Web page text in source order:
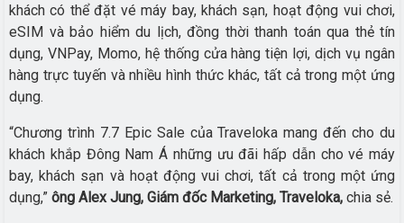
khách có thể đặt vé máy bay, khách sạn, hoạt động vui chơi,
eSIM và bảo hiểm du lịch, đồng thời thanh toán qua thẻ tín
dụng, VNPay, Momo, hệ thống cửa hàng tiện lợi, dịch vụ ngân
hàng trực tuyến và nhiều hình thức khác, tất cả trong một ứng
dụng.
“Chương trình 7.7 Epic Sale của Traveloka mang đến cho du
khách khắp Đông Nam Á những ưu đãi hấp dẫn cho vé máy
bay, khách sạn và hoạt động vui chơi, tất cả trong một ứng
dụng,” ông Alex Jung, Giám đốc Marketing, Traveloka, chia sẻ.